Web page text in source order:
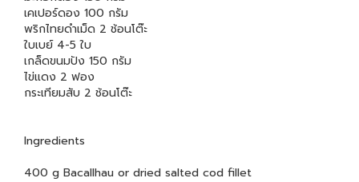
เคเปอร์ดอง 100 กรัม
พริกไทยดำเม็ด 2 ช้อนโต๊ะ
ใบเบย์ 4-5 ใบ
เกล็ดขนมปัง 150 กรัม
ไข่แดง 2 ฟอง
กระเทียมสับ 2 ช้อนโต๊ะ
Ingredients
400 g Bacallhau or dried salted cod fillet